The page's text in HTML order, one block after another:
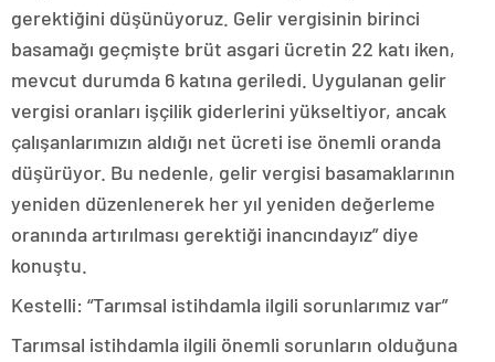
gerektiğini düşünüyoruz. Gelir vergisinin birinci
basamağı geçmişte brüt asgari ücretin 22 katı iken,
mevcut durumda 6 katına geriledi. Uygulanan gelir
vergisi oranları işçilik giderlerini yükseltiyor, ancak
çalışanlarımızın aldığı net ücreti ise önemli oranda
düşürüyor. Bu nedenle, gelir vergisi basamaklarının
yeniden düzenlenerek her yıl yeniden değerleme
oranında artırılması gerektiği inancındayız” diye
konuştu.
Kestelli: “Tarımsal istihdamla ilgili sorunlarımız var”
Tarımsal istihdamla ilgili önemli sorunların olduğuna